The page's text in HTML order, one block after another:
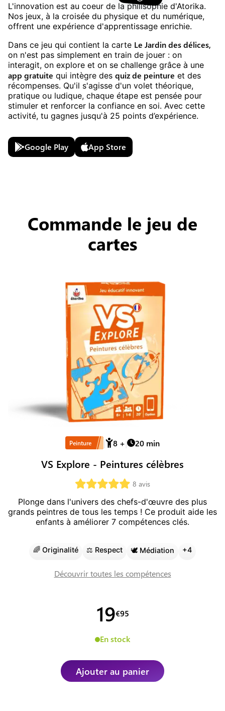
L'innovation est au coeur de la philisophie d'Atorika.
Nos jeux, à la croisée du physique et du numérique,
offrent une expérience d'apprentissage enrichie.
Dans ce jeu qui contient la carte Le Jardin des délices,
on n'est pas simplement en train de jouer : on
interagit, on explore et on se challenge grâce à une
app gratuite qui intègre des quizde peinture et des
récompenses. Qu'il s'agisse d'un volet théorique,
pratique ou ludique, chaque étape est pensée pour
stimuler et renforcer la confiance en soi. Avec cette
activité, tu gagnes jusqu'à 25 points d’expérience.
Google Play App Store
Commande le jeu de
cartes
Peinture 8 + 20 min
VS Explore - Peintures célèbres
8 avis
Plonge dans l'univers des chefs-d'œuvre des plus
grands peintres de tous les temps ! Ce produit aide les
enfants à améliorer 7 compétences clés.
🌈 Originalité ⚖️ Respect 🕊️ Médiation +4
Découvrir toutes les compétences
19€95
En stock
Ajouter au panier